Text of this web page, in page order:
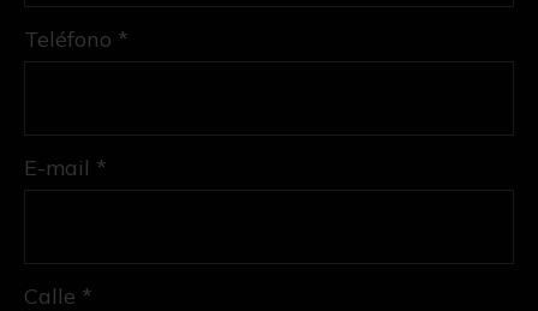
Teléfono *
E-mail *
Calle *